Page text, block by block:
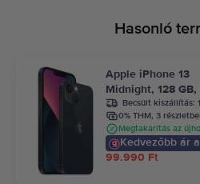
Hasonló
Apple iPhone 13
Midnight, 128
Becsült kiszállítás:
0% THM, 3
Megtakarítás az
Kedvezőbb ár
99.990 Ft